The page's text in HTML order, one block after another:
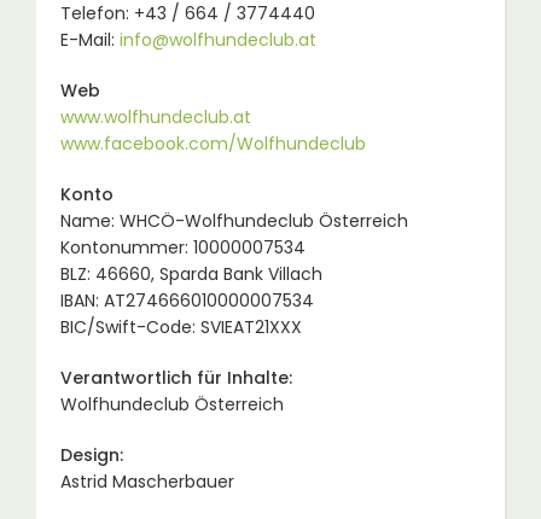
Telefon: +43 / 664 / 3774440
E-Mail: info@wolfhundeclub.at
Web
www.wolfhundeclub.at
www.facebook.com/Wolfhundeclub
Konto
Name: WHCÖ-Wolfhundeclub Österreich
Kontonummer: 10000007534
BLZ: 46660, Sparda Bank Villach
IBAN: AT274666010000007534
BIC/Swift-Code: SVIEAT21XXX
Verantwortlich für Inhalte:
Wolfhundeclub Österreich
Design:
Astrid Mascherbauer